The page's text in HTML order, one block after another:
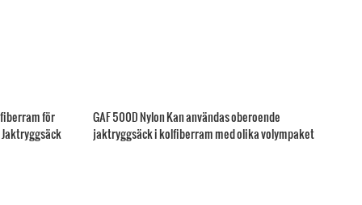
för
GAF 500D Nylon Kan användas oberoende
jaktryggsäck i kolfiberram med olika volympaket